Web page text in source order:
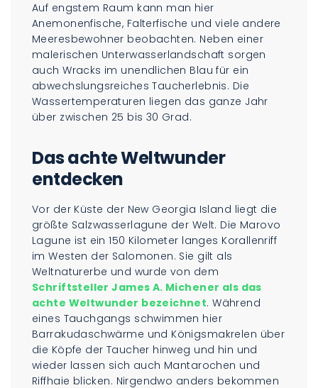
Auf engstem Raum kann man hier
Anemonenfische, Falterfische und viele andere
Meeresbewohner beobachten. Neben einer
malerischen Unterwasserlandschaft sorgen
auch Wracks im unendlichen Blau für ein
abwechslungsreiches Taucherlebnis. Die
Wassertemperaturen liegen das ganze Jahr
über zwischen 25 bis 30 Grad.
Das achte Weltwunder
entdecken
Vor der Küste der New Georgia Island liegt die
größte Salzwasserlagune der Welt. Die Marovo
Lagune ist ein 150 Kilometer langes Korallenriff
im Westen der Salomonen. Sie gilt als
Weltnaturerbe und wurde von dem
Schriftsteller James A. Michener als das
achte Weltwunder bezeichnet. Während
eines Tauchgangs schwimmen hier
Barrakudaschwärme und Königsmakrelen über
die Köpfe der Taucher hinweg und hin und
wieder lassen sich auch Mantarochen und
Riffhaie blicken. Nirgendwo anders bekommen